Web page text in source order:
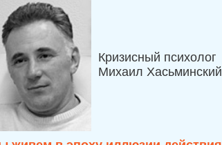
Кризисный психолог
Михаил Хасьминский